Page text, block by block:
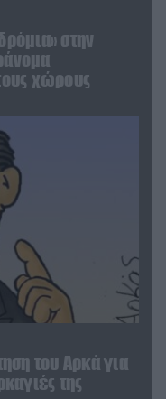
στην
χώρους
του Αρκά για
της